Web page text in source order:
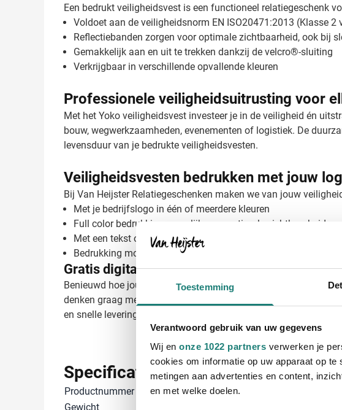
Toestemming
Verantwoord gebruik van uw gegevens
Wij en onze 1022 partners verwerken je
cookies om informatie op uw apparaat op
metingen aan advertenties en content,
en met welke doelen.
Een bedrukt veiligheidsvest is een functioneel relatiegeschenk
Voldoet aan de veiligheidsnorm EN ISO20471:2013 (Klasse
Reflectiebanden zorgen voor optimale zichtbaarheid, ook bij
Gemakkelijk aan en uit te trekken dankzij de velcro®-sluiting
Verkrijgbaar in verschillende opvallende kleuren
Professionele veiligheidsuitrusting voor
Met het Yoko veiligheidsvest investeer je in de veiligheid én
bouw, wegwerkzaamheden, evenementen of logistiek. De
levensduur van je bedrukte veiligheidsvesten.
Veiligheidsvesten bedrukken met jouw
Bij Van Heijster Relatiegeschenken maken we van jouw
Met je bedrijfslogo in één of meerdere kleuren
Full color bedrukking mogelijk voor optimale zichtbaarheid
Met een tekst of slogan voor extra herkenbaarheid
Bedrukking mogelijk op voor- en/of achterzijde
Gratis digitaal voorbeeld van je bedrukte
Benieuwd hoe jouw logo eruitziet op een veiligheidsvest?
denken graag met je mee over de beste bedrukking voor
en snelle levering van je bestelling.
Specificaties
Productnummer
28117
Gewicht